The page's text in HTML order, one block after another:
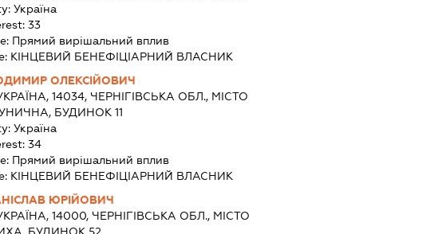
Україна
33
Прямий вирішальний вплив
КІНЦЕВИЙ БЕНЕФІЦІАРНИЙ ВЛАСНИК
ОЛЕКСІЙОВИЧ
14034, ЧЕРНІГІВСЬКА ОБЛ., МІСТО
БУДИНОК 11
Україна
34
Прямий вирішальний вплив
КІНЦЕВИЙ БЕНЕФІЦІАРНИЙ ВЛАСНИК
ЮРІЙОВИЧ
14000, ЧЕРНІГІВСЬКА ОБЛ., МІСТО